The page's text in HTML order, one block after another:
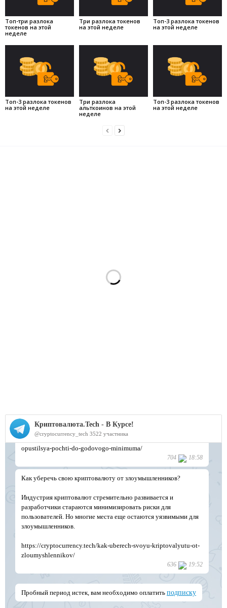
Топ-три разлока
токенов на этой
неделе
Три разлока токенов
на этой неделе
Топ-3 разлока токенов
на этой неделе
Топ-3 разлока токенов
на этой неделе
Три разлока
альткоинов на этой
неделе
Топ-3 разлока токенов
на этой неделе